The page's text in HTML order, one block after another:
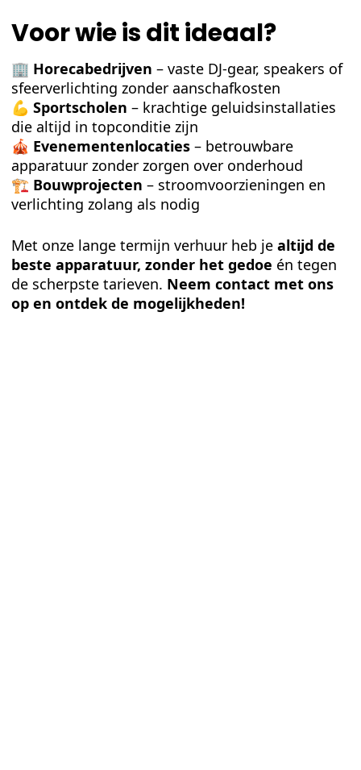
Voor wie is dit ideaal?
🏢 Horecabedrijven – vaste DJ-gear, speakers of
sfeerverlichting zonder aanschafkosten
💪 Sportscholen – krachtige geluidsinstallaties
die altijd in topconditie zijn
🎪 Evenementenlocaties– betrouwbare
apparatuur zonder zorgen over onderhoud
🏗 Bouwprojecten – stroomvoorzieningen en
verlichting zolang als nodig
Met onze lange termijn verhuur heb je altijd de
beste apparatuur, zonder het gedoe én tegen
de scherpste tarieven. Neem contact met ons
op en ontdek de mogelijkheden!